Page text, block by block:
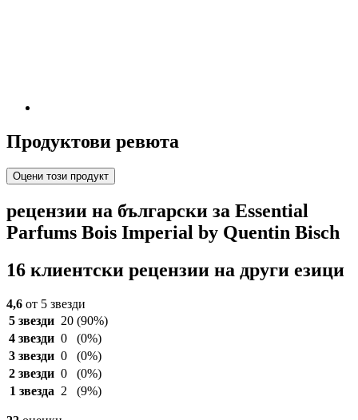
Продуктови ревюта
Оцени този продукт
рецензии на български за Essential
Parfums Bois Imperial by Quentin Bisch
16 клиентски рецензии на други езици
4,6 от 5 звезди
5 звезди 20 (90%)
4 звезди 0
(0%)
3 звезди 0
(0%)
2 звезди 0
(0%)
1 звезда 2 (9%)